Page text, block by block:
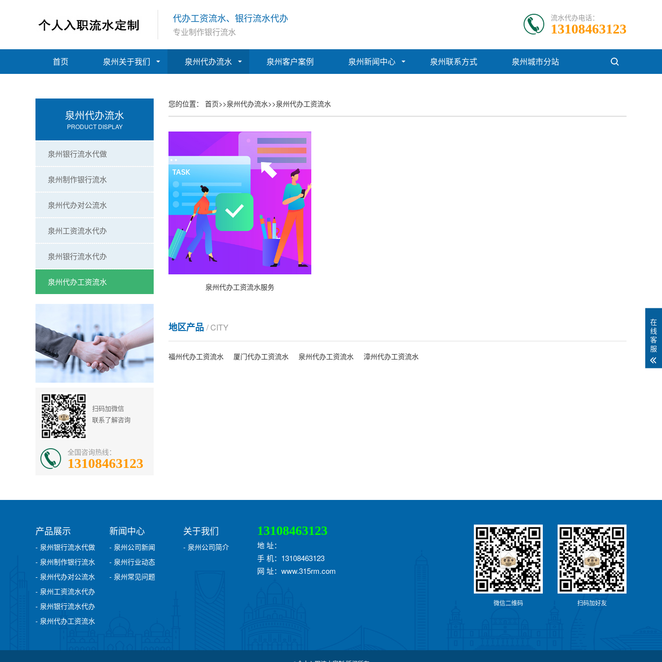
代办工资流水、银行流水代办
专业制作银行流水
流水代办电话：
13108463123
首页 泉州关于我们 泉州代办流水 泉州客户案例 泉州新闻中心 泉州联系方式 泉州城市分站
泉州代办流水
PRODUCT DISPLAY
泉州银行流水代做
泉州制作银行流水
泉州代办对公流水
泉州工资流水代办
泉州银行流水代办
泉州代办工资流水
扫码加微信
联系了解咨询
全国咨询热线：
13108463123
您的位置： 首页>>泉州代办流水>>泉州代办工资流水
泉州代办工资流水服务
地区产品 / CITY
福州代办工资流水 厦门代办工资流水 泉州代办工资流水 漳州代办工资流水
产品展示
- 泉州银行流水代做
- 泉州制作银行流水
- 泉州代办对公流水
- 泉州工资流水代办
- 泉州银行流水代办
- 泉州代办工资流水
新闻中心
- 泉州公司新闻
- 泉州行业动态
- 泉州常见问题
关于我们
- 泉州公司简介
13108463123
地 址：
手 机：13108463123
网 址：www.315rm.com
微信二维码 扫码加好友
在
线
客
服